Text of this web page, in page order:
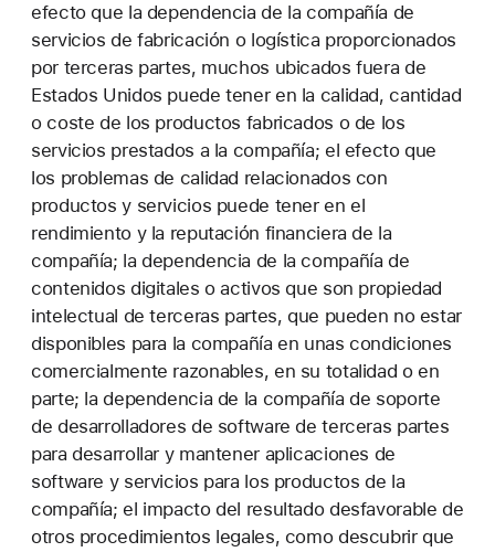
efecto que la dependencia de la compañía de
servicios de fabricación o logística proporcionados
por terceras partes, muchos ubicados fuera de
Estados Unidos puede tener en la calidad, cantidad
o coste de los productos fabricados o de los
servicios prestados a la compañía; el efecto que
los problemas de calidad relacionados con
productos y servicios puede tener en el
rendimiento y la reputación financiera de la
compañía; la dependencia de la compañía de
contenidos digitales o activos que son propiedad
intelectual de terceras partes, que pueden no estar
disponibles para la compañía en unas condiciones
comercialmente razonables, en su totalidad o en
parte; la dependencia de la compañía de soporte
de desarrolladores de software de terceras partes
para desarrollar y mantener aplicaciones de
software y servicios para los productos de la
compañía; el impacto del resultado desfavorable de
otros procedimientos legales, como descubrir que